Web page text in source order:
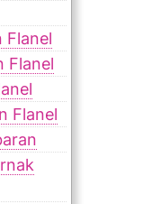
Flanel
Flanel
Flanel